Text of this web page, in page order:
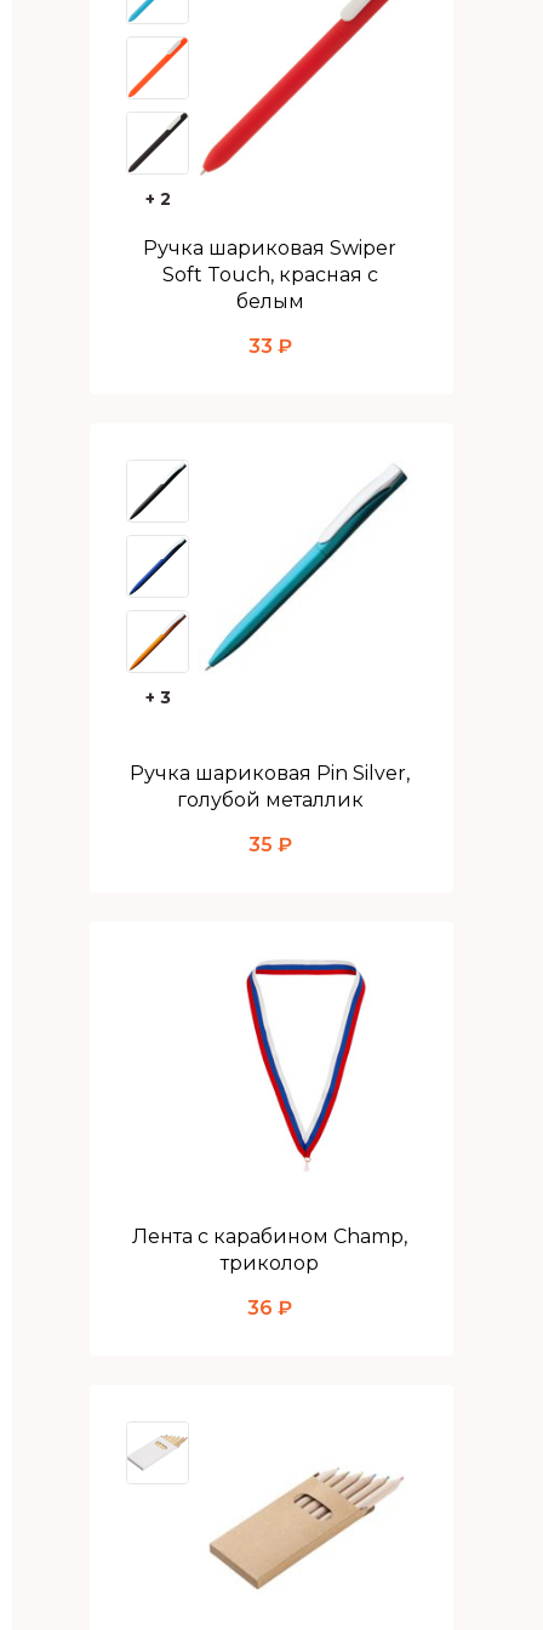
+ 2
Ручка шариковая Swiper
Soft Touch, красная с
белым
33 ₽
+ 3
Ручка шариковая Pin Silver,
голубой металлик
35 ₽
Лента с карабином Champ,
триколор
36 ₽